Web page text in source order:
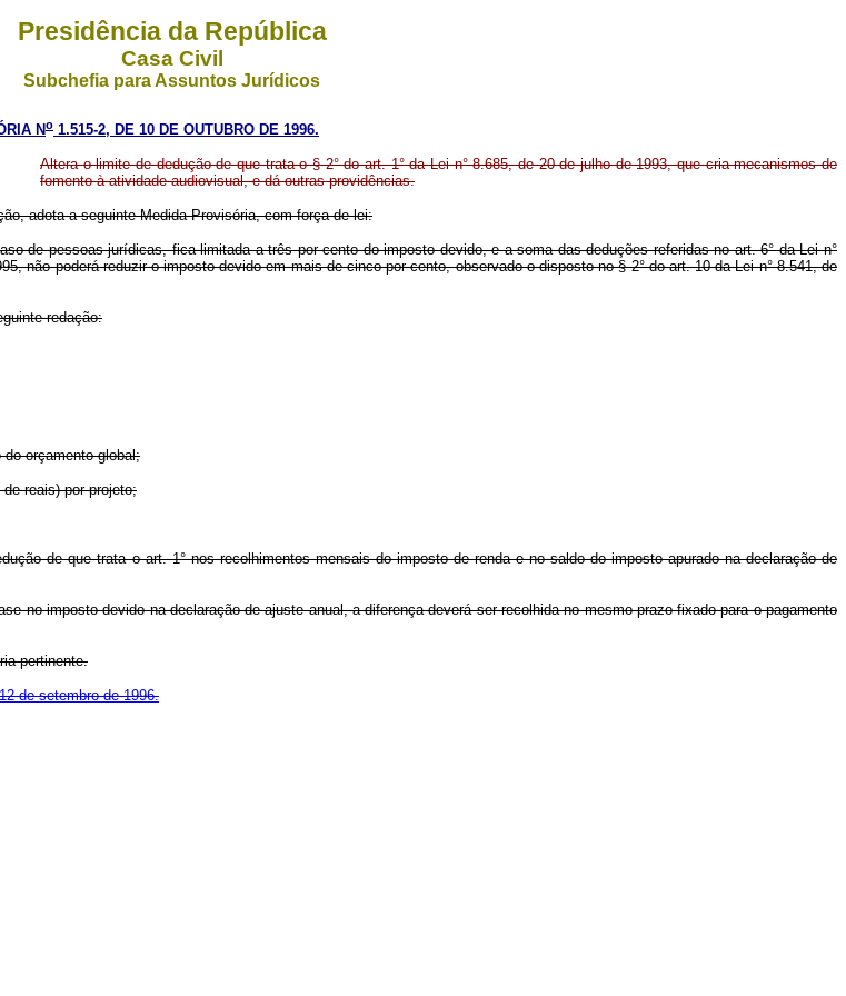
Presidência da República
Casa Civil
Subchefia para Assuntos Jurídicos
No 1.515-2, DE 10 DE OUTUBRO DE 1996.
Altera o limite de dedução de que trata o § 2° do art. 1° da Lei n° 8.685, de 20 de julho de 1993, que cria mecanismos de
fomento à atividade audiovisual, e dá outras providências.
adota a seguinte Medida Provisória, com força de lei:
de pessoas jurídicas, fica limitada a três por cento do imposto devido, e a soma das deduções referidas no art. 6° da Lei n°
não poderá reduzir o imposto devido em mais de cinco por cento, observado o disposto no § 2° do art. 10 da Lei n° 8.541, de
redação:
orçamento global;
reais) por projeto;
de que trata o art. 1° nos recolhimentos mensais do imposto de renda e no saldo do imposto apurado na declaração de
no imposto devido na declaração de ajuste anual, a diferença deverá ser recolhida no mesmo prazo fixado para o pagamento
pertinente.
de setembro de 1996.